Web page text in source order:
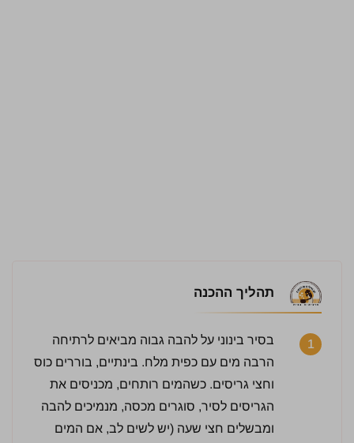
תהליך ההכנה
1
בסיר בינוני על להבה גבוה מביאים לרתיחה
הרבה מים עם כפית מלח. בינתיים, בוררים כוס
וחצי גריסים. כשהמים רותחים, מכניסים את
הגריסים לסיר, סוגרים מכסה, מנמיכים להבה
ומבשלים חצי שעה (יש לשים לב, אם המים